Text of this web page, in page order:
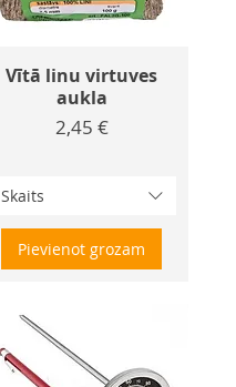
Vītā linu virtuves
aukla
Cena
2,45 €
Skaits
Pievienot grozam